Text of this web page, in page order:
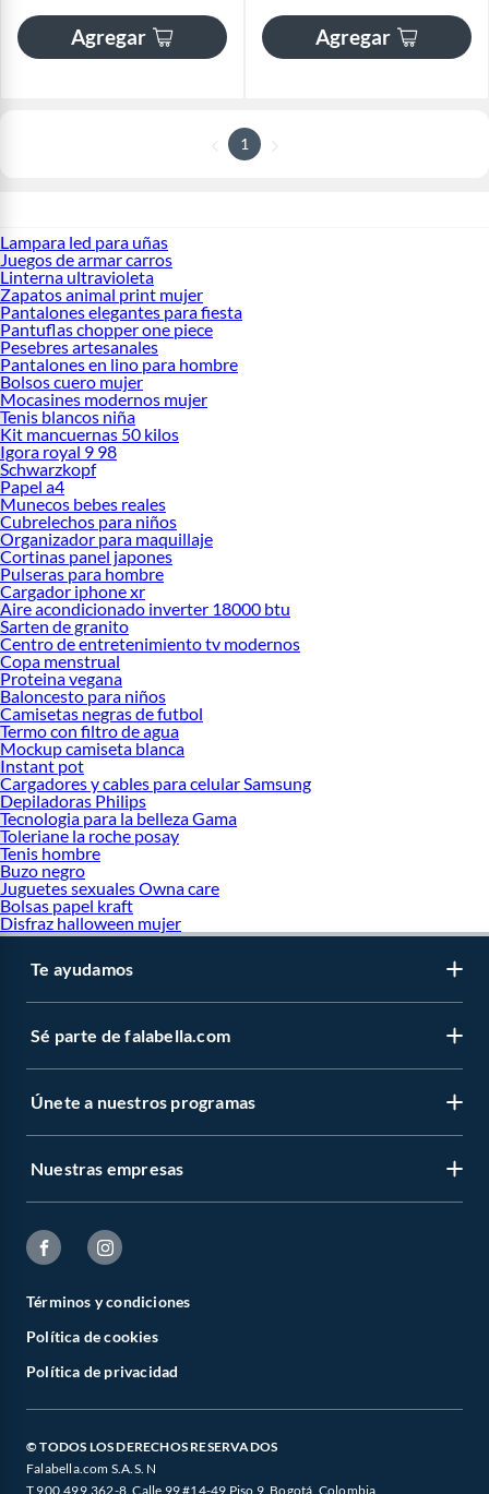
Agregar Agregar
1
Lampara led para uñas
Juegos de armar carros
Linterna ultravioleta
Zapatos animal print mujer
Pantalones elegantes para fiesta
Pantuflas chopper one piece
Pesebres artesanales
Pantalones en lino para hombre
Bolsos cuero mujer
Mocasines modernos mujer
Tenis blancos niña
Kit mancuernas 50 kilos
Igora royal 9 98
Schwarzkopf
Papel a4
Munecos bebes reales
Cubrelechos para niños
Organizador para maquillaje
Cortinas panel japones
Pulseras para hombre
Cargador iphone xr
Aire acondicionado inverter 18000 btu
Sarten de granito
Centro de entretenimiento tv modernos
Copa menstrual
Proteina vegana
Baloncesto para niños
Camisetas negras de futbol
Termo con filtro de agua
Mockup camiseta blanca
Instant pot
Cargadores y cables para celular Samsung
Depiladoras Philips
Tecnologia para la belleza Gama
Toleriane la roche posay
Tenis hombre
Buzo negro
Juguetes sexuales Owna care
Bolsas papel kraft
Disfraz halloween mujer
Te ayudamos
Sé parte de falabella.com
Únete a nuestros programas
Nuestras empresas
Términos y condiciones
Política de cookies
Política de privacidad
© TODOS LOS DERECHOS RESERVADOS
Falabella.com S.A.S. N
T 900.499.362-8. Calle 99 #14-49 Piso 9, Bogotá, Colombia